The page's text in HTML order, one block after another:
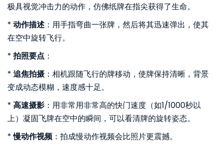
极具视觉冲击力的动作，仿佛纸牌在指尖获得了生命。
* 动作描述 ：用手指弯曲一张牌，然后将其迅速弹出，使其
在空中旋转飞行。
* 拍照要点 ：
* 追焦拍摄 ：相机跟随飞行的牌移动，使牌保持清晰，背景
变成动态模糊，速度感十足。
* 高速摄影 ：用非常用非常高的快门速度（如1/1000秒以
上）凝固飞牌在空中的瞬间，可以看清牌的旋转姿态。
*慢动作视频 ：拍成慢动作视频会比照片更震撼。